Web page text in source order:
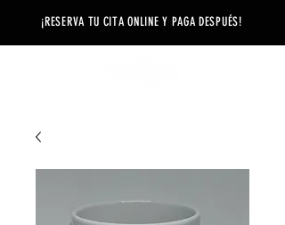
¡RESERVA TU CITA ONLINE Y PAGA DESPUÉS!